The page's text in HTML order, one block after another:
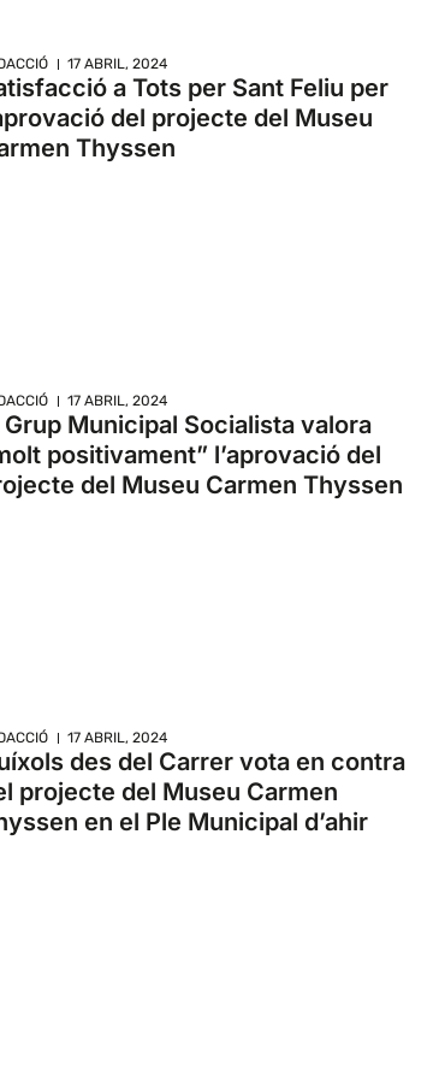
17 ABRIL, 2024
a Tots per Sant Feliu per
del projecte del Museu
Thyssen
17 ABRIL, 2024
Grup Municipal Socialista valora
positivament” l’aprovació del
del Museu Carmen Thyssen
17 ABRIL, 2024
des del Carrer vota en contra
projecte del Museu Carmen
en el Ple Municipal d’ahir